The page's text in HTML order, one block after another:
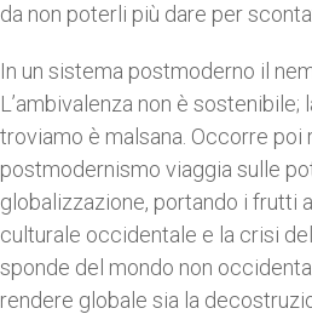
da non poterli più dare per
In un sistema postmoderno il
L’ambivalenza non è sostenibile;
troviamo è malsana. Occorre poi
postmodernismo viaggia sulle
globalizzazione, portando i frutti
culturale occidentale e la crisi
sponde del mondo non
rendere globale sia la